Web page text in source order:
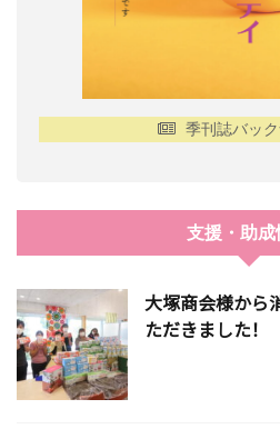
季刊誌バッ
支援・助成
大塚商会様から
ただきました！